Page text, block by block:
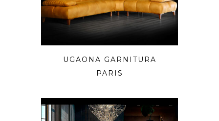
UGAONA GARNITURA
PARIS